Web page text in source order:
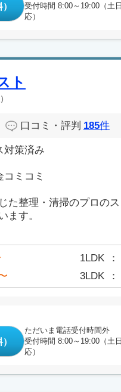
受付時間 8:00～19:00（土
応）
ト
口コミ・評判 185件
対策済み
ミコミ
た整理・清掃のプロの
ます。
1LDK
3LDK
ただいま電話受付時間外
受付時間 8:00～19:00（土
応）